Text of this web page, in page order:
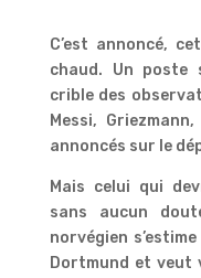
C’est annoncé,
chaud. Un poste
crible des
Messi,
annoncés sur le
Mais celui qui
sans aucun
norvégien
Dortmund et veut